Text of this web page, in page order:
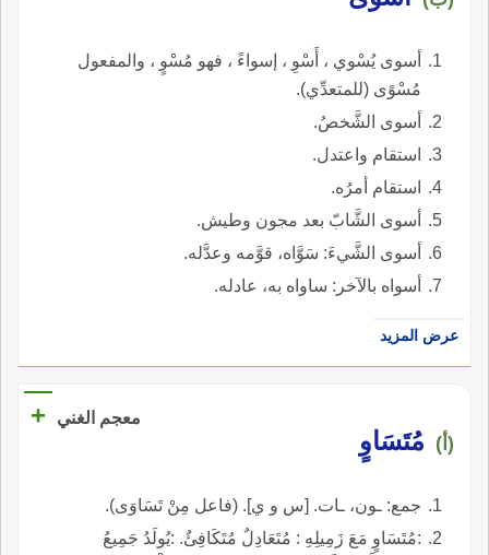
أسوى يُسْوي ، أَسْوِ ، إسواءً ، فهو مُسْوٍ ، والمفعول
مُسْوًى (للمتعدِّي).
أسوى الشَّخصُ.
استقام واعتدل.
استقام أمرُه.
أسوى الشَّابّ بعد مجون وطيش.
أسوى الشَّيءَ: سَوَّاه، قوَّمه وعدَّله.
أسواه بالآخر: ساواه به، عادله.
عرض المزيد
معجم الغني +
(أ) مُتَسَاوٍ
جمع: ـون، ـات. [س و ي]. (فاعل مِنْ تَسَاوَى).
:مُتَسَاوٍ مَعَ زَمِيلِهِ : مُتَعَادِلٌ مُتَكَافِئٌ. :يُولَدُ جَمِيعُ